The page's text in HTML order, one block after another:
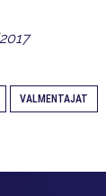
VALMENTAJAT